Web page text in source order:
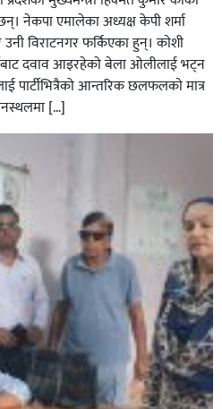
नेकपा एमालेका अध्यक्ष केपी शर्मा
विराटनगर फर्किएका हुन्। काेशी
दवाव आइरहेकाे बेला ओलीलाई भट्न
पार्टीभित्रैको आन्तरिक छलफलकाे मात्र
[…]